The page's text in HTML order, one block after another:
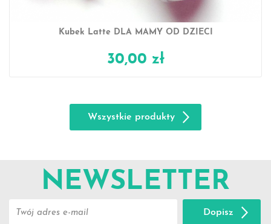
Kubek Latte DLA MAMY OD DZIECI
30,00 zł
Wszystkie produkty
NEWSLETTER
Dopisz